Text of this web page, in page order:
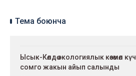
Тема боюнча
Ысык-Көлдө экологиялык көзөмөл
сомго жакын айып салынды